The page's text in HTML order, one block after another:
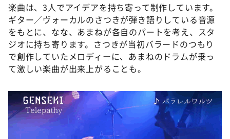
楽曲は、3人でアイデアを持ち寄って制作しています。
ギター／ヴォーカルのさつきが弾き語りしている音源
をもとに、なな、あまねが各自のパートを考え、スタ
ジオに持ち寄ります。さつきが当初バラードのつもり
で創作していたメロディーに、あまねのドラムが乗っ
て激しい楽曲が出来上がることも。